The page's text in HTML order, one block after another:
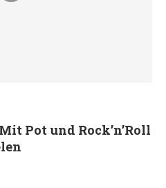
Pot und Rock’n’Roll